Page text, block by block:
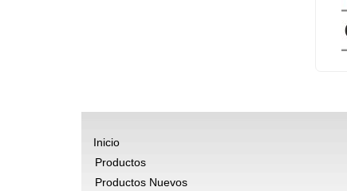
Inicio
Productos
Productos Nuevos